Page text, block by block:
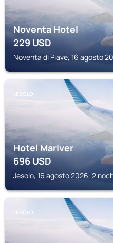
Noventa Hotel
229USD
Noventa di Piave, 16 agosto
JESOLO
Hotel Mariver
696USD
Jesolo, 16 agosto 2026, 2
JESOLO